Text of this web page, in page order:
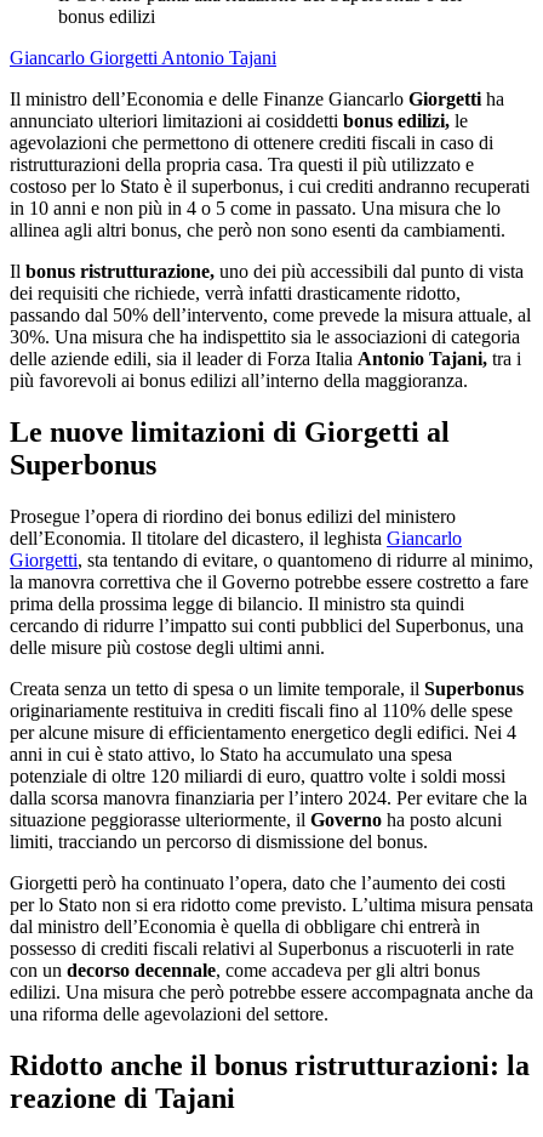
bonus edilizi
Giancarlo Giorgetti Antonio Tajani
Il ministro dell’Economia e delle Finanze Giancarlo Giorgetti ha
annunciato ulteriori limitazioni ai cosiddetti bonus edilizi, le
agevolazioni che permettono di ottenere crediti fiscali in caso di
ristrutturazioni della propria casa. Tra questi il più utilizzato e
costoso per lo Stato è il superbonus, i cui crediti andranno recuperati
in 10 anni e non più in 4 o 5 come in passato. Una misura che lo
allinea agli altri bonus, che però non sono esenti da cambiamenti.
Il bonus ristrutturazione, uno dei più accessibili dal punto di vista
dei requisiti che richiede, verrà infatti drasticamente ridotto,
passando dal 50% dell’intervento, come prevede la misura attuale, al
30%. Una misura che ha indispettito sia le associazioni di categoria
delle aziende edili, sia il leader di Forza Italia Antonio Tajani, tra i
più favorevoli ai bonus edilizi all’interno della maggioranza.
Le nuove limitazioni di Giorgetti al
Superbonus
Prosegue l’opera di riordino dei bonus edilizi del ministero
dell’Economia. Il titolare del dicastero, il leghista Giancarlo
Giorgetti, sta tentando di evitare, o quantomeno di ridurre al minimo,
la manovra correttiva che il Governo potrebbe essere costretto a fare
prima della prossima legge di bilancio. Il ministro sta quindi
cercando di ridurre l’impatto sui conti pubblici del Superbonus, una
delle misure più costose degli ultimi anni.
Creata senza un tetto di spesa o un limite temporale, il Superbonus
originariamente restituiva in crediti fiscali fino al 110% delle spese
per alcune misure di efficientamento energetico degli edifici. Nei 4
anni in cui è stato attivo, lo Stato ha accumulato una spesa
potenziale di oltre 120 miliardi di euro, quattro volte i soldi mossi
dalla scorsa manovra finanziaria per l’intero 2024. Per evitare che la
situazione peggiorasse ulteriormente, il Governo ha posto alcuni
limiti, tracciando un percorso di dismissione del bonus.
Giorgetti però ha continuato l’opera, dato che l’aumento dei costi
per lo Stato non si era ridotto come previsto. L’ultima misura pensata
dal ministro dell’Economia è quella di obbligare chi entrerà in
possesso di crediti fiscali relativi al Superbonus a riscuoterli in rate
con un decorso decennale, come accadeva per gli altri bonus
edilizi. Una misura che però potrebbe essere accompagnata anche da
una riforma delle agevolazioni del settore.
Ridotto anche il bonus ristrutturazioni: la
reazione di Tajani